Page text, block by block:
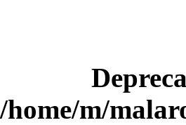
/home/m/